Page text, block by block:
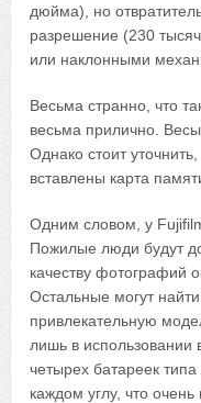
дюйма), но
разрешение (230
или наклонными
Весьма странно, что
весьма прилично.
Однако стоит
вставлены карта
Одним словом, у
Пожилые люди будут
качеству фотографий
Остальные могут
привлекательную
лишь в использовании
четырех батареек
каждом углу, что